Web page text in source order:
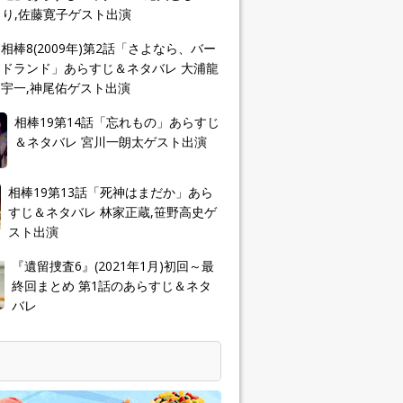
り,佐藤寛子ゲスト出演
相棒8(2009年)第2話「さよなら、バー
ドランド」あらすじ＆ネタバレ 大浦龍
宇一,神尾佑ゲスト出演
相棒19第14話「忘れもの」あらすじ
＆ネタバレ 宮川一朗太ゲスト出演
相棒19第13話「死神はまだか」あら
すじ＆ネタバレ 林家正蔵,笹野高史ゲ
スト出演
『遺留捜査6』(2021年1月)初回～最
終回まとめ 第1話のあらすじ＆ネタ
バレ